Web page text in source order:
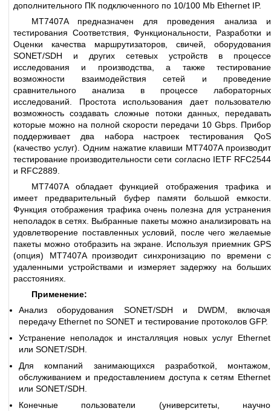
дополнительного ПК подключенного по 10/100 Mb Ethernet IP.
MT7407A предназначен для проведения анализа и
тестирования Соответствия, Функциональности, Разработки и
Оценки качества маршрутизаторов, свичей, оборудования
SONET/SDH и других сетевых устройств в процессе
исследования и производства, а также тестирование
возможности взаимодействия сетей и проведение
сравнительного анализа в процессе лабораторных
исследований. Простота использования дает пользователю
возможность создавать сложные потоки данных, передавать
которые можно на полной скорости передачи 10 Gbps. Прибор
поддерживает два набора настроек тестирования QoS
(качество услуг). Одним нажатие клавиши MT7407A производит
тестирование производительности сети согласно IETF RFC2544
и RFC2889.
MT7407A обладает функцией отображения трафика и
имеет предварительный буфер памяти большой емкости.
Функция отображения трафика очень полезна для устранения
неполадок в сетях. Выбранные пакеты можно анализировать на
удовлетворение поставленных условий, после чего желаемые
пакеты можно отобразить на экране. Используя приемник GPS
(опция) MT7407A производит синхронизацию по времени с
удаленными устройствами и измеряет задержку на больших
расстояниях.
Применение:
Анализ оборудования SONET/SDH и DWDM, включая
передачу Ethernet по SONET и тестирование протоколов GFP.
Устранение неполадок и инсталляция новых услуг Ethernet
или SONET/SDH.
Для компаний занимающихся разработкой, монтажом,
обслуживанием и предоставлением доступа к сетям Ethernet
или SONET/SDH.
Конечные пользователи (университеты, научно